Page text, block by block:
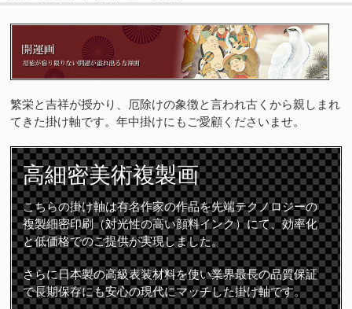
繁栄と吉祥が授かり、厄除けの象徴と言われ古くから親しまれ
てきた掛け軸です。年中掛けにもご愛顧くださいませ。
高細密美術複製画
こちらの掛け軸は有名作家の作品を先端テクノロジーの
複製細密印刷（対光性の高い顔料インク）にて、効率化
と低価格でのご提供が実現しました。
さらに日本製の高級表装材料を使い業界最長の品質保証
で長期保存にも安心の現代にマッチした掛け軸です。